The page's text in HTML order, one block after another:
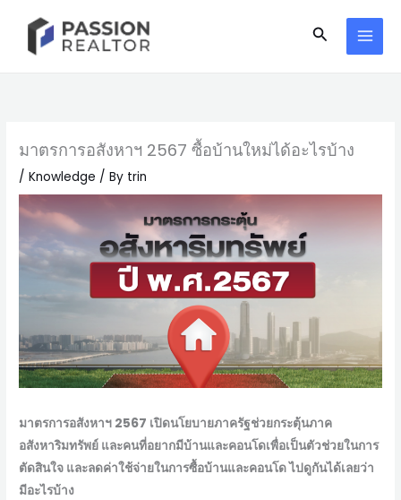
content
Search
มาตรการอสังหาฯ 2567 ซื้อบ้านใหม่ได้อะไรบ้าง
/Knowledge / By trin
มาตรการอสังหาฯ 2567 เปิดนโยบายภาครัฐช่วยกระตุ้นภาค
อสังหาริมทรัพย์ และคนที่อยากมีบ้านและคอนโดเพื่อเป็นตัวช่วยในการ
ตัดสินใจ และลดค่าใช้จ่ายในการซื้อบ้านและคอนโด ไปดูกันได้เลยว่า
มีอะไรบ้าง